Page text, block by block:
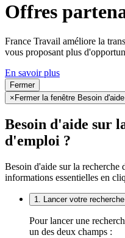
Offres
France Travail améliore la
vous proposant plus
En savoir plus
Fermer
× Fermer la fenêtre Besoin
Besoin d'aide sur
d'emploi ?
Besoin d'aide sur la recherche
informations essentielles en
1. Lancer votre recherche
Pour lancer une
un des deux champs :